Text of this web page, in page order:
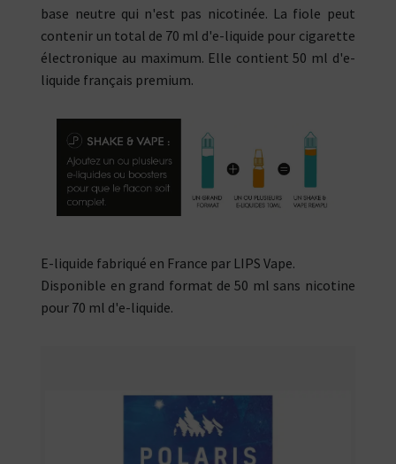
base neutre qui n'est pas nicotinée. La fiole peut
contenir un total de 70 ml d'e-liquide pour cigarette
électronique au maximum. Elle contient 50 ml d'e-
liquide français premium.
E-liquide fabriqué en France par LIPS Vape.
Disponible en grand format de 50 ml sans nicotine
pour 70 ml d'e-liquide.